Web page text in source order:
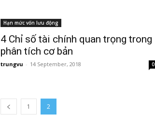
Hạn mức vốn lưu động
4 Chỉ số tài chính quan trọng trong
phân tích cơ bản
trungvu - 14 September, 2018 0
1 2